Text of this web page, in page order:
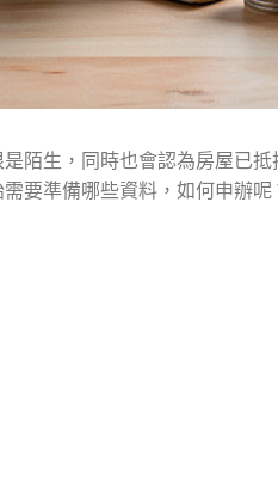
陌生，同時也會認為房屋已
要準備哪些資料，如何申辦